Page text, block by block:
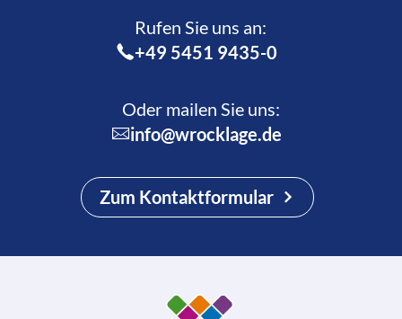
Rufen Sie uns an:­
+49 5451 9435-0
Oder mailen Sie uns:
info@wrocklage.de
Zum Kontaktformular